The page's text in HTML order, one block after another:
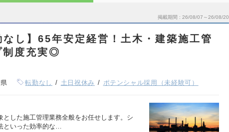
掲載期間 26/08/07～26/08/20
なし】65年安定経営！土木・建築施工管
制度充実◎
転勤なし 土日祝休み ポテンシャル採用（未経験可）
とした施工管理業務全般をお任せします。シ
といった効率的な…